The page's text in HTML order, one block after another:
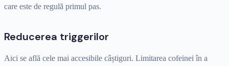
care este de regulă primul pas.
Reducerea triggerilor
Aici se află cele mai accesibile câștiguri. Limitarea cofeinei în a